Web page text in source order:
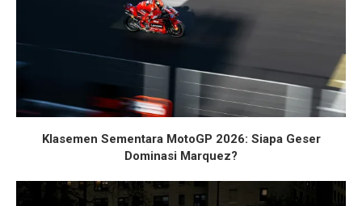
Klasemen Sementara MotoGP 2026: Siapa Geser
Dominasi Marquez?